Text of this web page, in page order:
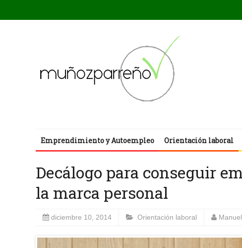
Emprendimiento y Autoempleo Orientación laboral
Decálogo para conseguir
la marca personal
diciembre 10, 2014 Orientación laboral